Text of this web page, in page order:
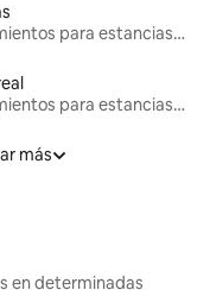
Alojamientos para estancias largas
Alojamientos para estancias largas
más
en determinadas